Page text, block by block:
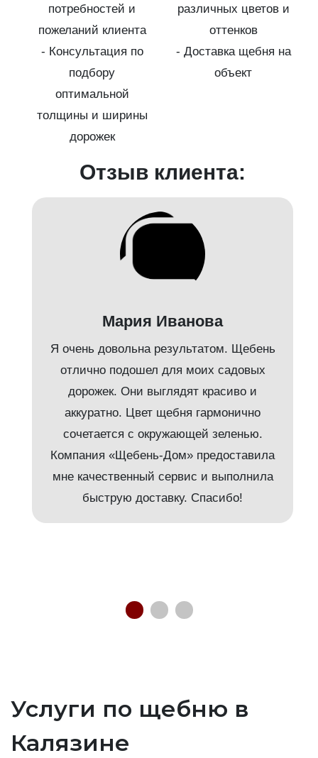
потребностей и
пожеланий клиента
различных цветов и
оттенков
- Консультация по
подбору
оптимальной
толщины и ширины
дорожек
- Доставка щебня на
объект
Отзыв клиента:
Мария Иванова
Я очень довольна результатом. Щебень
отлично подошел для моих садовых
дорожек. Они выглядят красиво и
аккуратно. Цвет щебня гармонично
сочетается с окружающей зеленью.
Компания «Щебень-Дом» предоставила
мне качественный сервис и выполнила
быструю доставку. Спасибо!
Услуги по щебню в
Калязине